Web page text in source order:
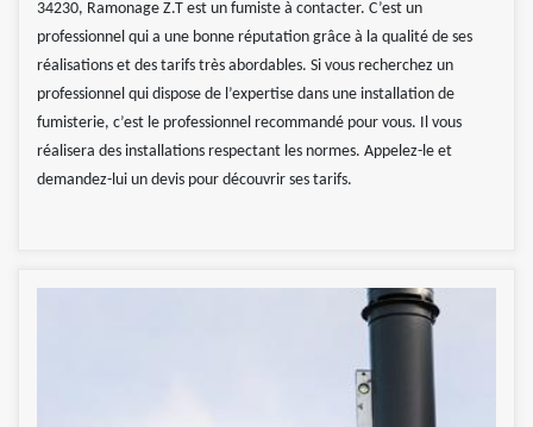
34230, Ramonage Z.T est un fumiste à contacter. C’est un
professionnel qui a une bonne réputation grâce à la qualité de ses
réalisations et des tarifs très abordables. Si vous recherchez un
professionnel qui dispose de l’expertise dans une installation de
fumisterie, c’est le professionnel recommandé pour vous. Il vous
réalisera des installations respectant les normes. Appelez-le et
demandez-lui un devis pour découvrir ses tarifs.